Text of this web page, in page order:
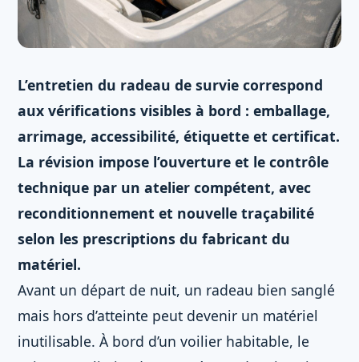
L’entretien du radeau de survie correspond
aux vérifications visibles à bord : emballage,
arrimage, accessibilité, étiquette et certificat.
La révision impose l’ouverture et le contrôle
technique par un atelier compétent, avec
reconditionnement et nouvelle traçabilité
selon les prescriptions du fabricant du
matériel.
Avant un départ de nuit, un radeau bien sanglé
mais hors d’atteinte peut devenir un matériel
inutilisable. À bord d’un voilier habitable, le